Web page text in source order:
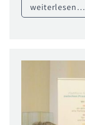
weiterlesen…